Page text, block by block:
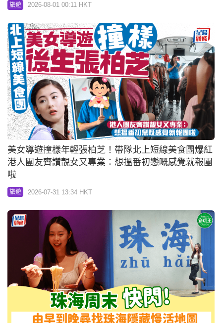
旅遊 2026-08-01 00:11 HKT
美女導遊撞樣年輕張柏芝！帶隊北上短線美食團爆紅
港人團友齊讚靚女又專業：想搵番初戀嘅感覺就報團
啦
旅遊 2026-07-31 13:34 HKT